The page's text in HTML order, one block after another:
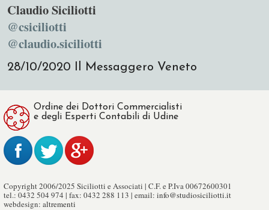
Claudio Siciliotti
@csiciliotti
@claudio.siciliotti
28/10/2020 Il Messaggero Veneto
Ordine dei Dottori Commercialisti
e degli Esperti Contabili di Udine
Copyright 2006/2025 Siciliotti e Associati | C.F. e P.Iva 00672600301
tel.: 0432 504 974 | fax: 0432 288 113 | email: info@studiosiciliotti.it
webdesign: altrementi